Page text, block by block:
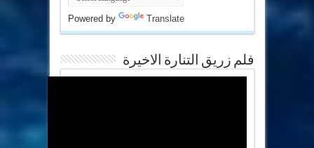
Powered by Translate
فلم زريق التنارة الاخيرة